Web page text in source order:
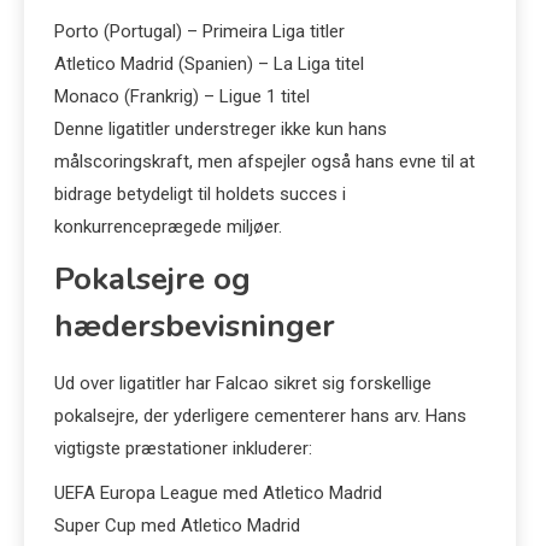
Porto (Portugal) – Primeira Liga titler
Atletico Madrid (Spanien) – La Liga titel
Monaco (Frankrig) – Ligue 1 titel
Denne ligatitler understreger ikke kun hans
målscoringskraft, men afspejler også hans evne til at
bidrage betydeligt til holdets succes i
konkurrenceprægede miljøer.
Pokalsejre og
hædersbevisninger
Ud over ligatitler har Falcao sikret sig forskellige
pokalsejre, der yderligere cementerer hans arv. Hans
vigtigste præstationer inkluderer:
UEFA Europa League med Atletico Madrid
Super Cup med Atletico Madrid